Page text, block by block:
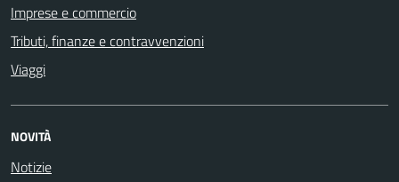
Imprese e commercio
Tributi, finanze e contravvenzioni
Viaggi
NOVITÀ
Notizie